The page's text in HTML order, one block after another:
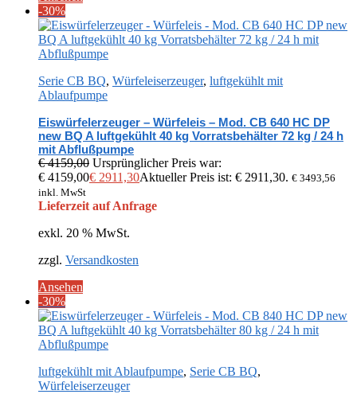
-30%
Serie CB BQ, Würfeleiserzeuger, luftgekühlt mit
Ablaufpumpe
Eiswürfelerzeuger – Würfeleis – Mod. CB 640 HC DP
new BQ A luftgekühlt 40 kg Vorratsbehälter 72 kg / 24 h
mit Abflußpumpe
€4159,00 Ursprünglicher Preis war:
€ 4159,00€ 2911,30Aktueller Preis ist: € 2911,30. € 3493,56
inkl. MwSt
Lieferzeit auf Anfrage
exkl. 20 % MwSt.
zzgl. Versandkosten
Ansehen
-30%
luftgekühlt mit Ablaufpumpe, Serie CB BQ,
Würfeleiserzeuger